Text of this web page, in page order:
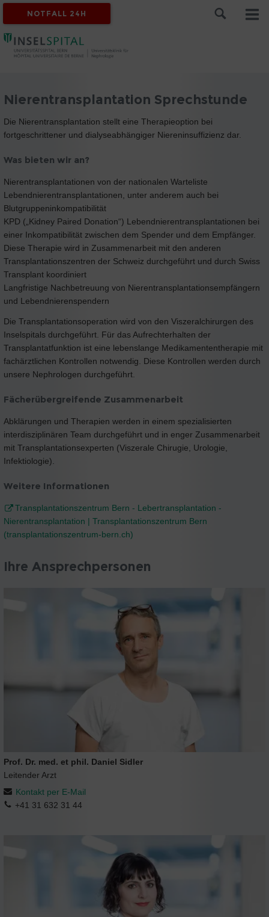
NOTFALL 24H
Nierentransplantation Sprechstunde
Die Nierentransplantation stellt eine Therapieoption bei
fortgeschrittener und dialyseabhängiger Niereninsuffizienz dar.
Was bieten wir an?
Nierentransplantationen von der nationalen Warteliste
Lebendnierentransplantationen, unter anderem auch bei
Blutgruppeninkompatibilität
KPD („Kidney Paired Donation“) Lebendnierentransplantationen bei
einer Inkompatibilität zwischen dem Spender und dem Empfänger.
Diese Therapie wird in Zusammenarbeit mit den anderen
Transplantationszentren der Schweiz durchgeführt und durch Swiss
Transplant koordiniert
Langfristige Nachbetreuung von Nierentransplantationsempfängern
und Lebendnierenspendern
Die Transplantationsoperation wird von den Viszeralchirurgen des
Inselspitals durchgeführt. Für das Aufrechterhalten der
Transplantatfunktion ist eine lebenslange Medikamententherapie mit
fachärztlichen Kontrollen notwendig. Diese Kontrollen werden durch
unsere Nephrologen durchgeführt.
Fächerübergreifende Zusammenarbeit
Abklärungen und Therapien werden in einem spezialisierten
interdisziplinären Team durchgeführt und in enger Zusammenarbeit
mit Transplantationsexperten (Viszerale Chirugie, Urologie,
Infektiologie).
Weitere Informationen
Transplantationszentrum Bern - Lebertransplantation -
Nierentransplantation | Transplantationszentrum Bern
(transplantationszentrum-bern.ch)
Ihre Ansprechpersonen
Prof. Dr. med. et phil. Daniel Sidler
Leitender Arzt
Kontakt per E-Mail
+41 31 632 31 44